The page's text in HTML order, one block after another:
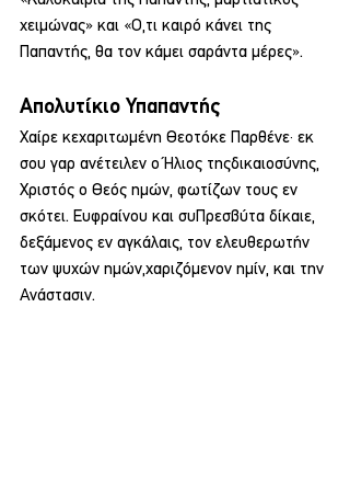
χειμώνας» και «Ο,τι καιρό κάνει της
Παπαντής, θα τον κάμει σαράντα μέρες».
Απολυτίκιο Υπαπαντής
Χαίρε κεχαριτωμένη Θεοτόκε Παρθένε· εκ
σου γαρ ανέτειλεν ο Ήλιος τηςδικαιοσύνης,
Χριστός ο Θεός ημών, φωτίζων τους εν
σκότει. Ευφραίνου και συΠρεσβύτα δίκαιε,
δεξάμενος εν αγκάλαις, τον ελευθερωτήν
των ψυχών ημών,χαριζόμενον ημίν, και την
Ανάστασιν.